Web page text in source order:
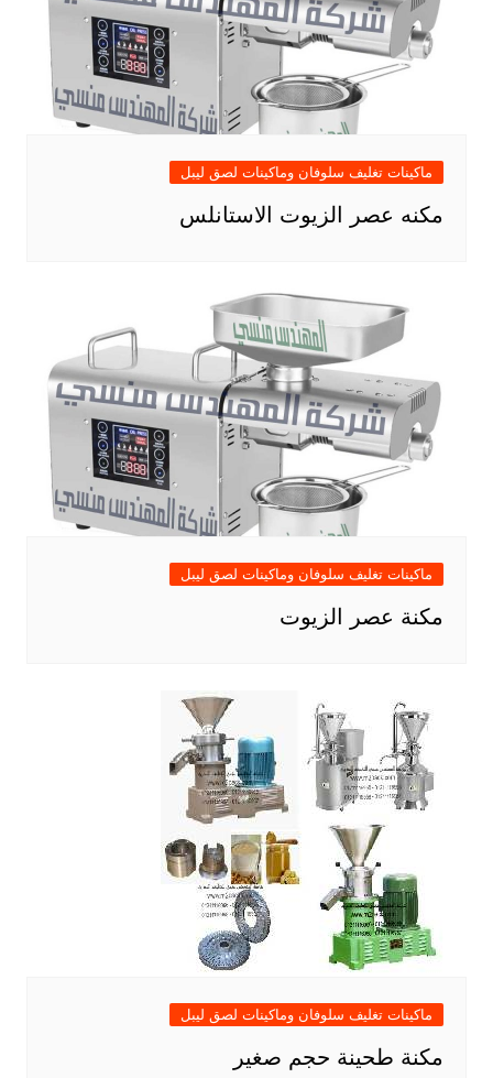
ماكينات تغليف سلوفان وماكينات لصق ليبل
مكنه عصر الزيوت الاستانلس
ماكينات تغليف سلوفان وماكينات لصق ليبل
مكنة عصر الزيوت
ماكينات تغليف سلوفان وماكينات لصق ليبل
مكنة طحينة حجم صغير